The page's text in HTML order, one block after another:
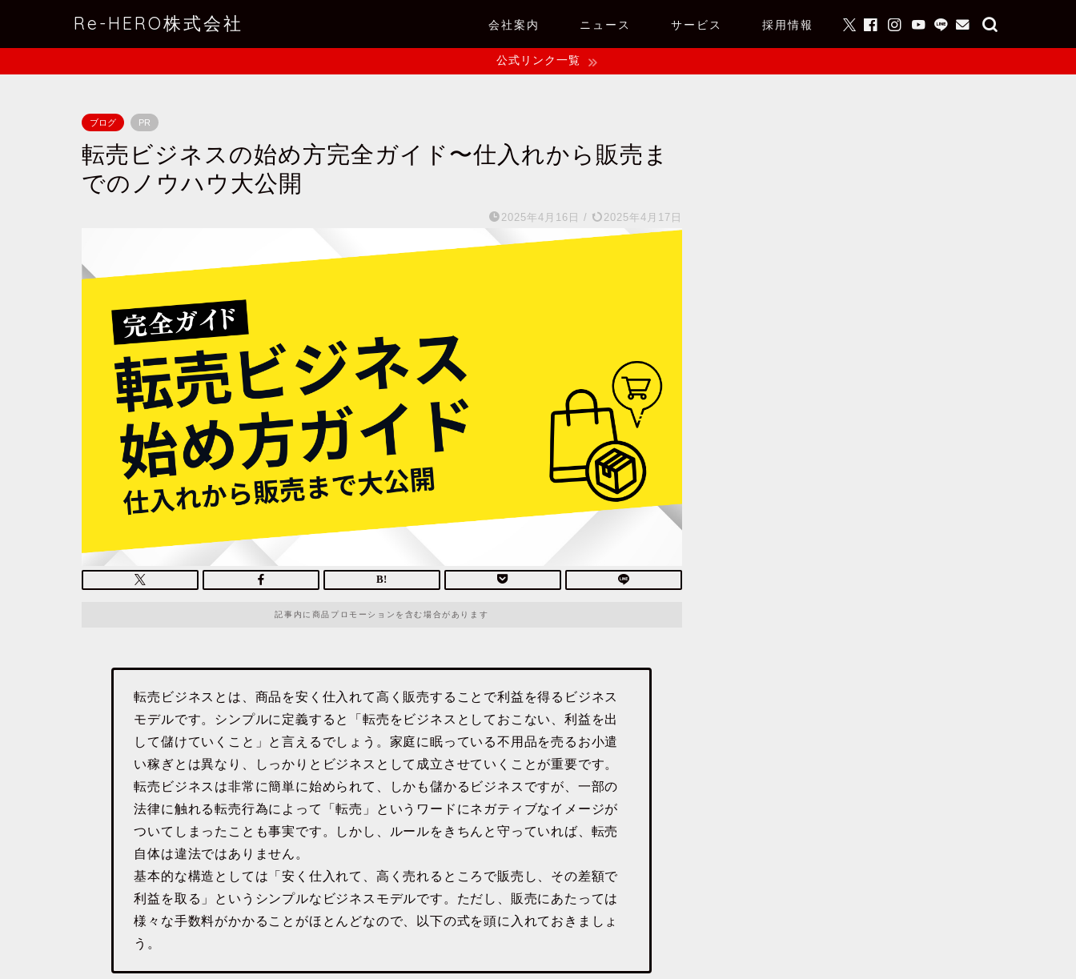
Re-HERO株式会社 会社案内 ニュース サービス 採用情報
公式リンク一覧
ブログ PR
転売ビジネスの始め方完全ガイド〜仕入れから販売ま
でのノウハウ大公開
2025年4月16日 / 2025年4月17日
記事内に商品プロモーションを含む場合があります
転売ビジネスとは、商品を安く仕入れて高く販売することで利益を得るビジネス
モデルです。シンプルに定義すると「転売をビジネスとしておこない、利益を出
して儲けていくこと」と言えるでしょう。家庭に眠っている不用品を売るお小遣
い稼ぎとは異なり、しっかりとビジネスとして成立させていくことが重要です。
転売ビジネスは非常に簡単に始められて、しかも儲かるビジネスですが、一部の
法律に触れる転売行為によって「転売」というワードにネガティブなイメージが
ついてしまったことも事実です。しかし、ルールをきちんと守っていれば、転売
自体は違法ではありません。
基本的な構造としては「安く仕入れて、高く売れるところで販売し、その差額で
利益を取る」というシンプルなビジネスモデルです。ただし、販売にあたっては
様々な手数料がかかることがほとんどなので、以下の式を頭に入れておきましょ
う。